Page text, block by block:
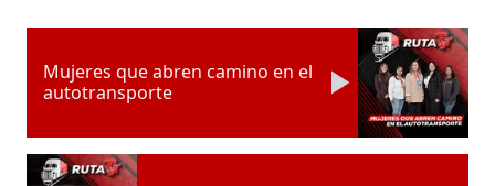
Mujeres que abren camino en el
autotransporte